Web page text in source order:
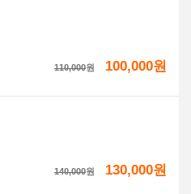
110,000원 100,000원
140,000원 130,000원